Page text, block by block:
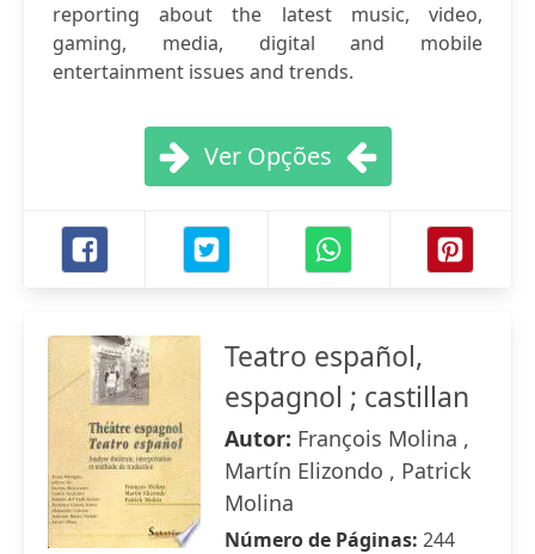
reporting about the latest music, video,
gaming, media, digital and mobile
entertainment issues and trends.
Ver Opções
Teatro español,
espagnol ; castillan
Autor: François Molina ,
Martín Elizondo , Patrick
Molina
Número de Páginas: 244